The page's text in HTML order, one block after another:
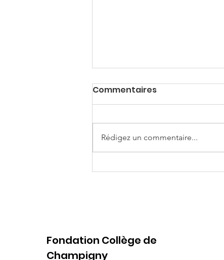
Une soirée record portée
Commentaires
Rédigez un commentaire...
Fondation Collège de
Champigny